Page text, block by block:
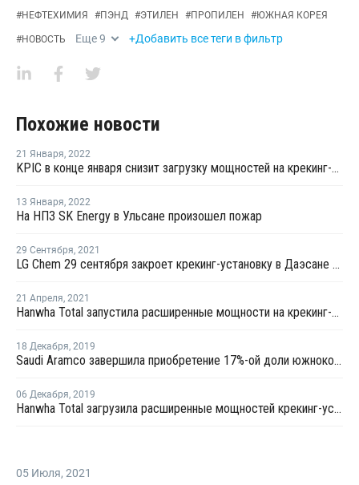
#НЕФТЕХИМИЯ #ПЭНД #ЭТИЛЕН #ПРОПИЛЕН #ЮЖНАЯ КОРЕЯ
#НОВОСТЬ Еще9 +Добавить все теги в фильтр
Похожие новости
21 Января, 2022
KPIC в конце января снизит загрузку мощностей на крекинг-установке в Онсане из-за отрицательной маржи
13 Января, 2022
На НПЗ SK Energy в Ульсане произошел пожар
29 Сентября, 2021
LG Chem 29 сентября закроет крекинг-установку в Даэсане на плановый ремонт
21 Апреля, 2021
Hanwha Total запустила расширенные мощности на крекинг-установке в Даэсане
18 Декабря, 2019
Saudi Aramco завершила приобретение 17%-ой доли южнокорейской Hyundai Oilbank
06 Декабря, 2019
Hanwha Total загрузила расширенные мощностей крекинг-установки в Даэсане на полную мощность после перезапуска
05 Июля, 2021